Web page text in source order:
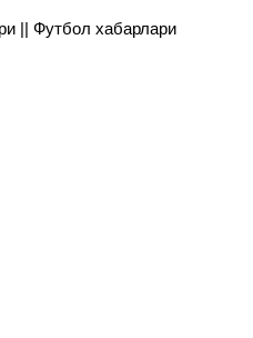
|| Футбол хабарлари